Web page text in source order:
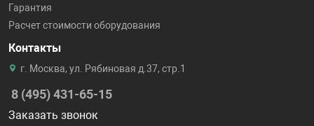
Гарантия
Расчет стоимости оборудования
Контакты
г. Москва, ул. Рябиновая д.37, стр.1
8 (495) 431-65-15
Заказать звонок